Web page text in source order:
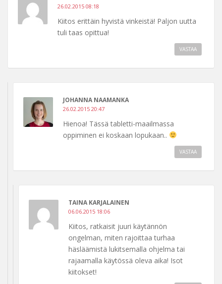
26.02.2015 08:18
Kiitos erittäin hyvistä vinkeistä! Paljon uutta
tuli taas opittua!
VASTAA
JOHANNA NAAMANKA
26.02.2015 20:47
Hienoa! Tässä tabletti-maailmassa
oppiminen ei koskaan lopukaan..
VASTAA
TAINA KARJALAINEN
06.06.2015 18:06
Kiitos, ratkaisit juuri käytännön
ongelman, miten rajoittaa turhaa
häsläämistä lukitsemalla ohjelma tai
rajaamalla käytössä oleva aika! Isot
kiitokset!